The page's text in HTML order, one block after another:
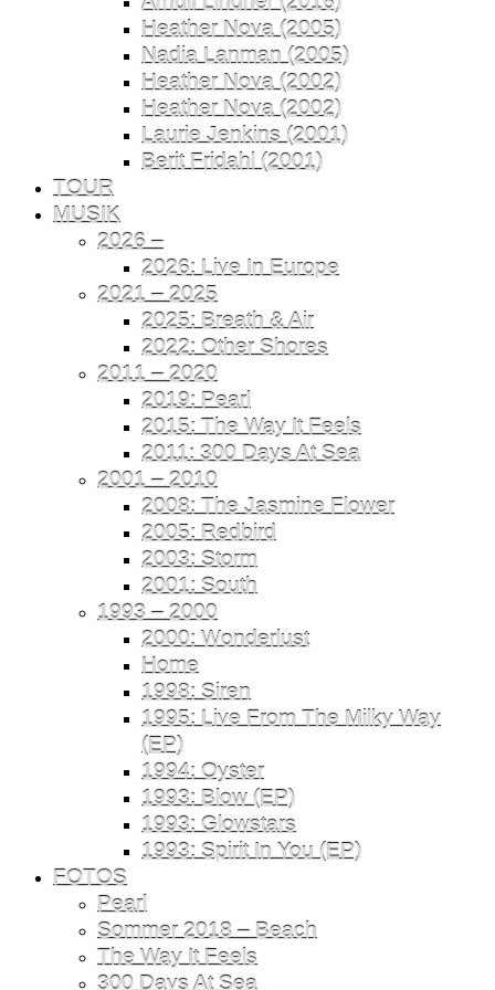
Heather Nova (2005)
Nadia Lanman (2005)
Heather Nova (2002)
Heather Nova (2002)
Laurie Jenkins (2001)
Berit Fridahl (2001)
TOUR
MUSIK
2026 –
2026: Live In Europe
2021 – 2025
2025: Breath & Air
2022: Other Shores
2011 – 2020
2019: Pearl
2015: The Way It Feels
2011: 300 Days At Sea
2001 – 2010
2008: The Jasmine Flower
2005: Redbird
2003: Storm
2001: South
1993 – 2000
2000: Wonderlust
Home
1998: Siren
1995: Live From The Milky Way
(EP)
1994: Oyster
1993: Blow (EP)
1993: Glowstars
1993: Spirit In You (EP)
FOTOS
Pearl
Sommer 2018 – Beach
The Way It Feels
300 Days At Sea